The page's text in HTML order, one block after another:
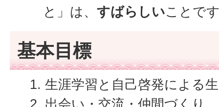
と」は、すばらしいことで
基本目標
生涯学習と自己啓発による
出会い・交流・仲間づくり